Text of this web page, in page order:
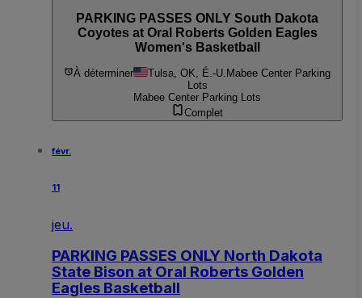
PARKING PASSES ONLY South Dakota
Coyotes at Oral Roberts Golden Eagles
Women's Basketball
À déterminer Tulsa, OK, É.-U. Mabee Center Parking
Lots
Mabee Center Parking Lots
Complet
févr.
11
jeu.
PARKING PASSES ONLY North Dakota
State Bison at Oral Roberts Golden
Eagles Basketball